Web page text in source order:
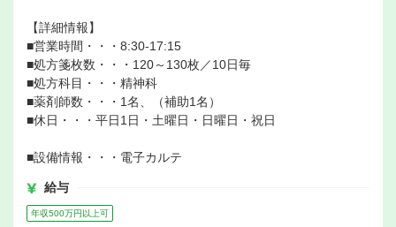
【詳細情報】
■営業時間・・・8:30-17:15
■処方箋枚数・・・120～130枚／10日毎
■処方科目・・・精神科
■薬剤師数・・・1名、（補助1名）
■休日・・・平日1日・土曜日・日曜日・祝日
■設備情報・・・電子カルテ
給与
年収500万円以上可